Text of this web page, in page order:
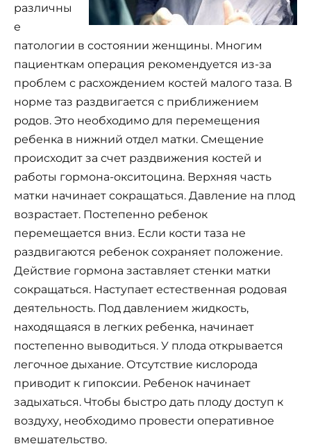
различны
е
патологии в состоянии женщины. Многим
пациенткам операция рекомендуется из-за
проблем с расхождением костей малого таза. В
норме таз раздвигается с приближением
родов. Это необходимо для перемещения
ребенка в нижний отдел матки. Смещение
происходит за счет раздвижения костей и
работы гормона-окситоцина. Верхняя часть
матки начинает сокращаться. Давление на плод
возрастает. Постепенно ребенок
перемещается вниз. Если кости таза не
раздвигаются ребенок сохраняет положение.
Действие гормона заставляет стенки матки
сокращаться. Наступает естественная родовая
деятельность. Под давлением жидкость,
находящаяся в легких ребенка, начинает
постепенно выводиться. У плода открывается
легочное дыхание. Отсутствие кислорода
приводит к гипоксии. Ребенок начинает
задыхаться. Чтобы быстро дать плоду доступ к
воздуху, необходимо провести оперативное
вмешательство.